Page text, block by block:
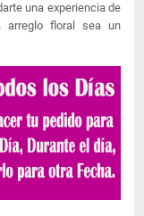
una experiencia de
arreglo floral sea un